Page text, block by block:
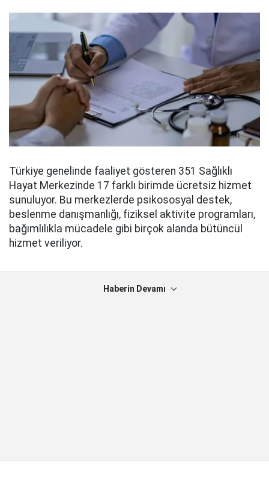
Türkiye genelinde faaliyet gösteren 351 Sağlıklı
Hayat Merkezinde 17 farklı birimde ücretsiz hizmet
sunuluyor. Bu merkezlerde psikososyal destek,
beslenme danışmanlığı, fiziksel aktivite programları,
bağımlılıkla mücadele gibi birçok alanda bütüncül
hizmet veriliyor.
Haberin Devamı